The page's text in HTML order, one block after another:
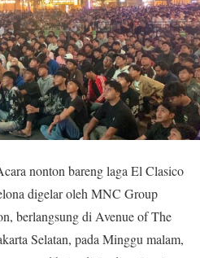
nonton bareng laga El Clasico
digelar oleh MNC Group
berlangsung di Avenue of The
Selatan, pada Minggu malam,